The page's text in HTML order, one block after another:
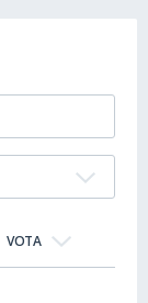
VOTA